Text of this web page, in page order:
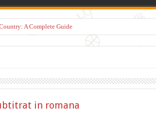
A Complete Guide
in romana